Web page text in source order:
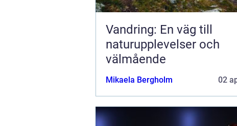
Vandring: En väg till
naturupplevelser och
välmående
Mikaela Bergholm 02